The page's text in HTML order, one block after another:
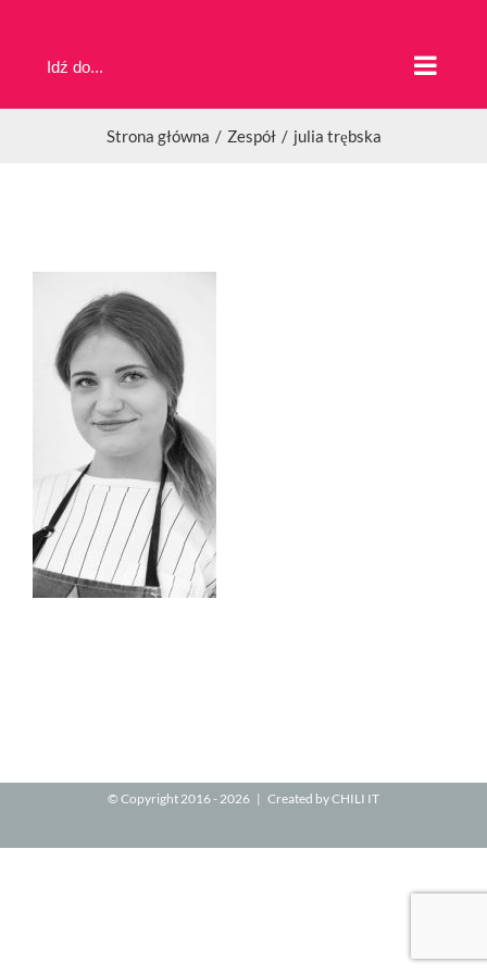
zawartości
Idź do...
Strona główna Zespół julia trębska
© Copyright 2016 -2026 | Created byCHILI IT